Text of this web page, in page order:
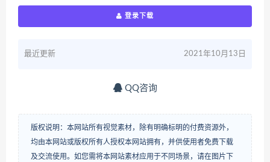
登录下载
最近更新 2021年10月13日
QQ咨询
版权说明：本网站所有视觉素材，除有明确标明的付费资源外，
均由本网站或版权所有人授权本网站拥有，并供使用者免费下载
及交流使用。如您需将本网站素材应用于不同场景，请在图片下